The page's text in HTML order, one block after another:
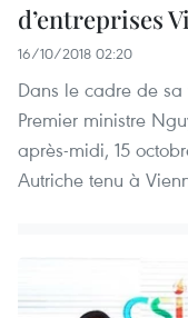
d’entreprises
16/10/2018 02:20
Dans le cadre de
Premier ministre
après-midi, 15
Autriche tenu à